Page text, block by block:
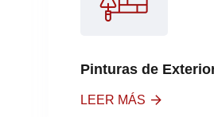
Pinturas de
LEER MÁS